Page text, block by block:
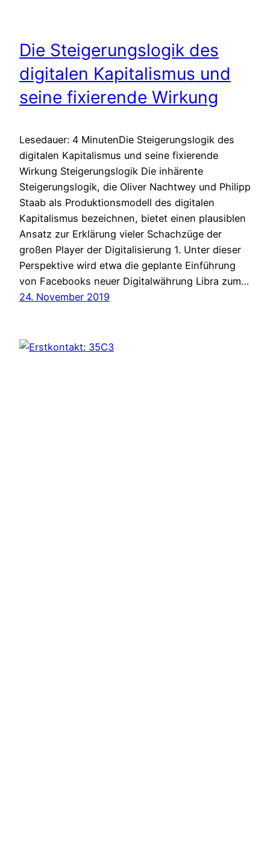
Die Steigerungslogik des
digitalen Kapitalismus und
seine fixierende Wirkung
Lesedauer: 4 MinutenDie Steigerungslogik des
digitalen Kapitalismus und seine fixierende
Wirkung Steigerungslogik Die inhärente
Steigerungslogik, die Oliver Nachtwey und Philipp
Staab als Produktionsmodell des digitalen
Kapitalismus bezeichnen, bietet einen plausiblen
Ansatz zur Erklärung vieler Schachzüge der
großen Player der Digitalisierung 1. Unter dieser
Perspektive wird etwa die geplante Einführung
von Facebooks neuer Digitalwährung Libra zum…
24. November 2019